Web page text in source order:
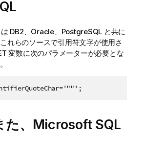
DB2 Oracle、 PostgreSQL と共に
れらのソースで引用符文字が使用さ
変数に次のパラメーターが必要とな
た、 Microsoft SQL